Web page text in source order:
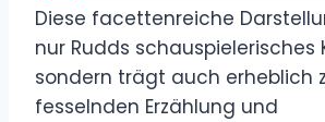
Diese facettenreiche
nur Rudds schauspielerisches
sondern trägt auch erheblich
fesselnden Erzählung und